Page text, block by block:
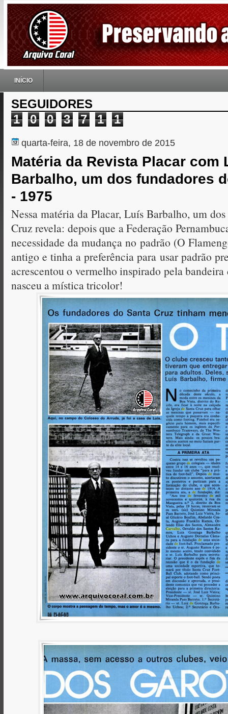
INÍCIO
SEGUIDORES
1
0 0 3 7 1 1
quarta-feira, 18 de novembro de 2015
Matéria da Revista Placar com
Barbalho, um dos fundadores
- 1975
Nessa matéria da Placar, Luís Barbalho, um
Cruz revela: depois que a Federação
necessidade da mudança no padrão (O
antigo e tinha a preferência para usar padrão
acrescentou o vermelho inspirado pela
nasceu a mística tricolor!